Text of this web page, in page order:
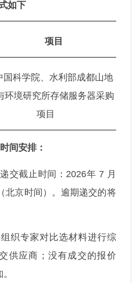
如下
项目
国科学院、水利部成都山地
环境研究所存储服务器采购
项目
间安排：
交截止时间：2026年 7 月
北京时间）。逾期递交的将
织专家对比选材料进行综
供应商；没有成交的报价